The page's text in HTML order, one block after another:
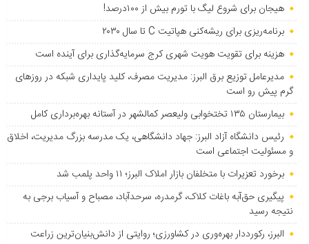
هیجان برای شروع لیگ با تورم بیش از ۱۰۰درصد!
برنامه‌ریزی برای ریشه‌کنی هپاتیت C تا سال ۲۰۳۰
هزینه برای تقویت هویت شهری کرج سرمایه‌گذاری برای آینده است
مدیرعامل توزیع برق البرز: مدیریت مصرف، کلید پایداری شبکه در روزهای
گرم پیش رو است
بیمارستان ۱۳۵ تختخوابی ولیعصر کمالشهر در آستانه بهره‌برداری کامل
رئیس دانشگاه آزاد البرز: جهاد دانشگاهی، یک مدرسه بزرگ مدیریت، اخلاق
و مسئولیت اجتماعی است
برخورد تعزیرات با متخلفان بازار املاک البرز؛ ۱۱ واحد پلمب شد
پیگیری حق‌آبه باغات کلاک، گرمدره، سرحدآباد، مصباح و آسیاب برجی به
نتیجه رسید
البرز، رکورددار بهره‌وری در کشاورزی؛ روایتی از دانش‌بنیان‌ترین زراعت